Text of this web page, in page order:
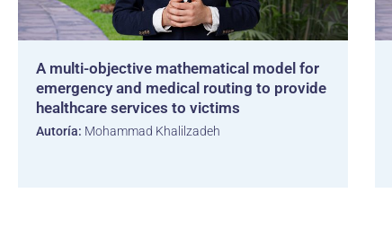
A multi-objective mathematical model for
emergency and medical routing to provide
healthcare services to victims
Autoría: Mohammad Khalilzadeh